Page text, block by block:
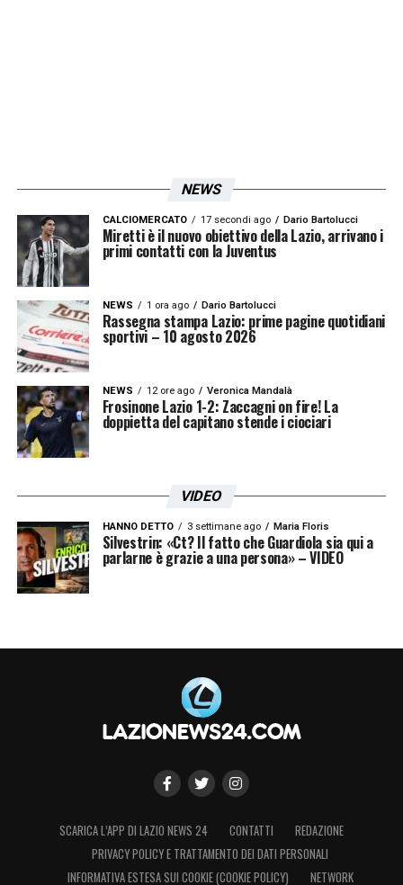
NEWS
CALCIOMERCATO 17 secondi ago Dario Bartolucci
Miretti è il nuovo obiettivo della Lazio, arrivano i
primi contatti con la Juventus
NEWS 1 ora ago Dario Bartolucci
Rassegna stampa Lazio: prime pagine quotidiani
sportivi – 10 agosto 2026
NEWS 12 ore ago Veronica Mandalà
Frosinone Lazio 1-2: Zaccagni on fire! La
doppietta del capitano stende i ciociari
VIDEO
HANNO DETTO 3 settimane ago Maria Floris
Silvestrin: «Ct? Il fatto che Guardiola sia qui a
parlarne è grazie a una persona» – VIDEO
SCARICA L’APP DI LAZIO NEWS 24 CONTATTI
REDAZIONE
PRIVACY POLICY E TRATTAMENTO DEI DATI PERSONALI
INFORMATIVA ESTESA SUI COOKIE (COOKIE POLICY)
NETWORK